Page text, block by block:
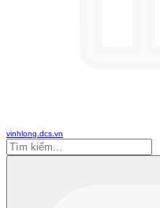
vinhlong.dcs.vn